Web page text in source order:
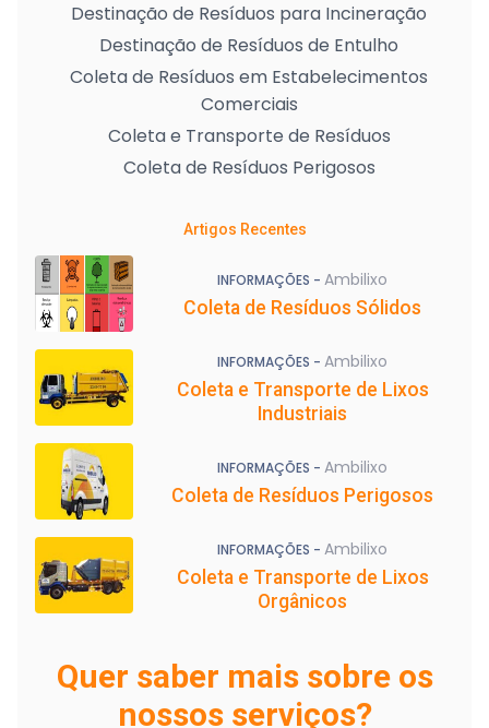
Destinação de Resíduos para Incineração
Destinação de Resíduos de Entulho
Coleta de Resíduos em Estabelecimentos
Comerciais
Coleta e Transporte de Resíduos
Coleta de Resíduos Perigosos
Artigos Recentes
INFORMAÇÕES - Ambilixo
Coleta de Resíduos Sólidos
INFORMAÇÕES - Ambilixo
Coleta e Transporte de Lixos
Industriais
INFORMAÇÕES - Ambilixo
Coleta de Resíduos Perigosos
INFORMAÇÕES - Ambilixo
Coleta e Transporte de Lixos
Orgânicos
Quer saber mais sobre os
nossos serviços?